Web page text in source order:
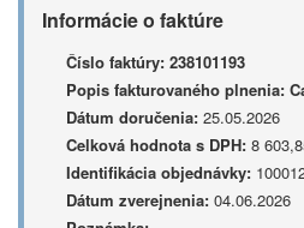
Informácie o faktúre
Číslo faktúry: 238101193
Popis fakturovaného plnenia:
Dátum doručenia: 25.05.2026
Celková hodnota s DPH: 8
Identifikácia objednávky:
Dátum zverejnenia: 04.06.2026